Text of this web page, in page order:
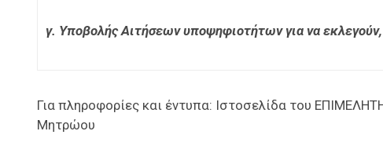
γ. Υποβολής Αιτήσεων υποψηφιοτήτων για να εκλεγούν,
Για πληροφορίες και έντυπα: Ιστοσελίδα του
Μητρώου